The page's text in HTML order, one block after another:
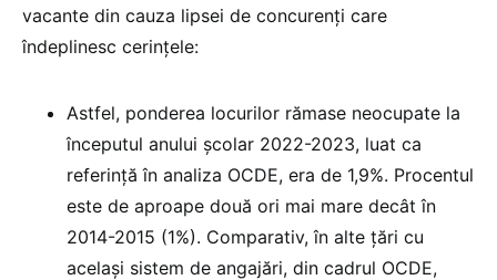
vacante din cauza lipsei de concurenți care
îndeplinesc cerințele:
Astfel, ponderea locurilor rămase neocupate la
începutul anului școlar 2022-2023, luat ca
referință în analiza OCDE, era de 1,9%. Procentul
este de aproape două ori mai mare decât în
2014-2015 (1%). Comparativ, în alte țări cu
același sistem de angajări, din cadrul OCDE,